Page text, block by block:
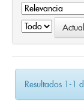
Resultados 1-1